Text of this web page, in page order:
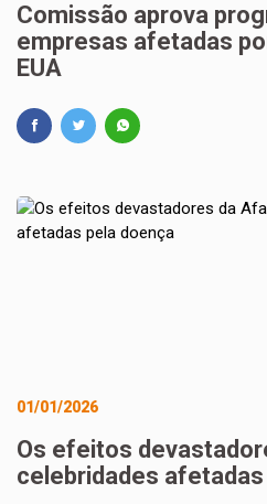
Comissão aprova
empresas afetadas
EUA
01/01/2026
Os efeitos
celebridades